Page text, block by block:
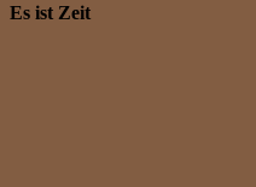
Es ist Zeit